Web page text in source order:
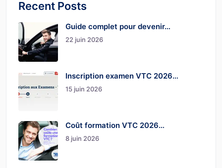
Recent Posts
Guide complet pour devenir…
22 juin 2026
Inscription examen VTC 2026…
15 juin 2026
Coût formation VTC 2026…
8 juin 2026